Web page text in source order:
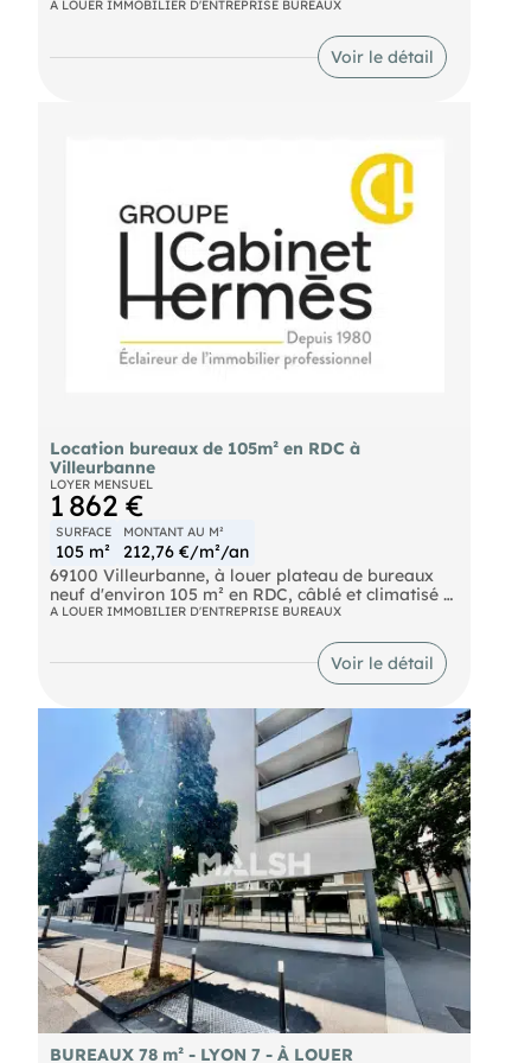
risques auxquels ce bien est exposé sont
disponibles sur le site Géorisques :
https://www.georisques.gouv.fr.
A LOUER IMMOBILIER D'ENTREPRISE BUREAUX
Voir le détail
Location bureaux de 105m² en RDC à
Villeurbanne
LOYER MENSUEL
1 862 €
SURFACE
105 m²
MONTANT AU M²
212,76 €/m²/an
69100 Villeurbanne, à louer plateau de bureaux
neuf d'environ 105 m² en RDC, câblé et climatisé +
2 parking intérieur cour sécurisés. Disponible
A LOUER IMMOBILIER D'ENTREPRISE BUREAUX
Voir le détail
BUREAUX 78 m² - LYON 7 - À LOUER